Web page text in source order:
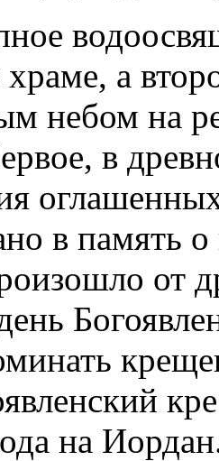
храме, а
небом на
в
в память
от
на